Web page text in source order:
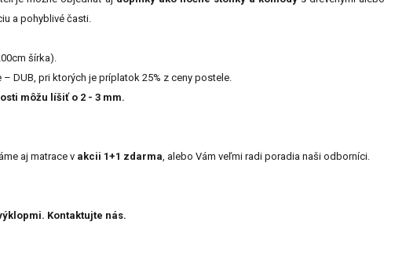
a pohyblivé časti.
šírka).
DUB, pri ktorých je príplatok 25% z ceny postele.
môžu líšiť o 2 - 3 mm.
aj matrace v akcii 1+1 zdarma, alebo Vám veľmi radi poradia naši odborníci.
Kontaktujte nás.